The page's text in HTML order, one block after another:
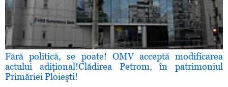
Fără politică, se poate! OMV acceptă modificarea
actului adiţional!Clădirea Petrom, în patrimoniul
Primăriei Ploieşti!